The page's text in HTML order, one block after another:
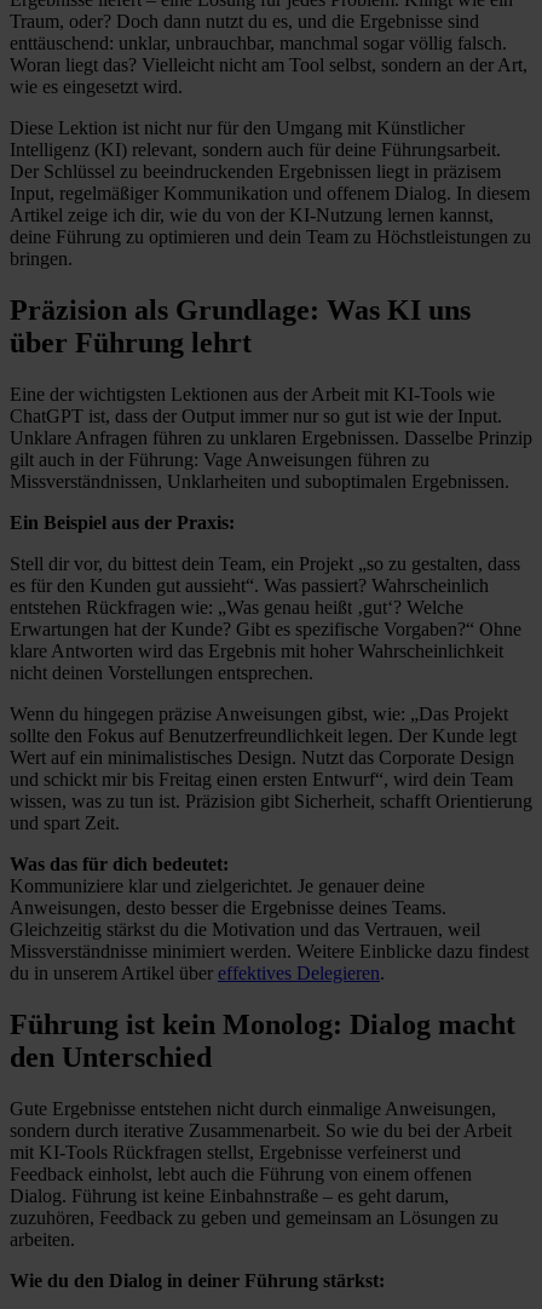
Traum, oder? Doch dann nutzt du es, und die Ergebnisse sind
enttäuschend: unklar, unbrauchbar, manchmal sogar völlig falsch.
Woran liegt das? Vielleicht nicht am Tool selbst, sondern an der Art,
wie es eingesetzt wird.
Diese Lektion ist nicht nur für den Umgang mit Künstlicher
Intelligenz (KI) relevant, sondern auch für deine Führungsarbeit.
Der Schlüssel zu beeindruckenden Ergebnissen liegt in präzisem
Input, regelmäßiger Kommunikation und offenem Dialog. In diesem
Artikel zeige ich dir, wie du von der KI-Nutzung lernen kannst,
deine Führung zu optimieren und dein Team zu Höchstleistungen zu
bringen.
Präzision als Grundlage: Was KI uns
über Führung lehrt
Eine der wichtigsten Lektionen aus der Arbeit mit KI-Tools wie
ChatGPT ist, dass der Output immer nur so gut ist wie der Input.
Unklare Anfragen führen zu unklaren Ergebnissen. Dasselbe Prinzip
gilt auch in der Führung: Vage Anweisungen führen zu
Missverständnissen, Unklarheiten und suboptimalen Ergebnissen.
Ein Beispiel aus der Praxis:
Stell dir vor, du bittest dein Team, ein Projekt „so zu gestalten, dass
es für den Kunden gut aussieht“. Was passiert? Wahrscheinlich
entstehen Rückfragen wie: „Was genau heißt ‚gut‘? Welche
Erwartungen hat der Kunde? Gibt es spezifische Vorgaben?“ Ohne
klare Antworten wird das Ergebnis mit hoher Wahrscheinlichkeit
nicht deinen Vorstellungen entsprechen.
Wenn du hingegen präzise Anweisungen gibst, wie: „Das Projekt
sollte den Fokus auf Benutzerfreundlichkeit legen. Der Kunde legt
Wert auf ein minimalistisches Design. Nutzt das Corporate Design
und schickt mir bis Freitag einen ersten Entwurf“, wird dein Team
wissen, was zu tun ist. Präzision gibt Sicherheit, schafft Orientierung
und spart Zeit.
Was das für dich bedeutet:
Kommuniziere klar und zielgerichtet. Je genauer deine
Anweisungen, desto besser die Ergebnisse deines Teams.
Gleichzeitig stärkst du die Motivation und das Vertrauen, weil
Missverständnisse minimiert werden. Weitere Einblicke dazu findest
du in unserem Artikel über effektives Delegieren.
Führung ist kein Monolog: Dialog macht
den Unterschied
Gute Ergebnisse entstehen nicht durch einmalige Anweisungen,
sondern durch iterative Zusammenarbeit. So wie du bei der Arbeit
mit KI-Tools Rückfragen stellst, Ergebnisse verfeinerst und
Feedback einholst, lebt auch die Führung von einem offenen
Dialog. Führung ist keine Einbahnstraße – es geht darum,
zuzuhören, Feedback zu geben und gemeinsam an Lösungen zu
arbeiten.
Wie du den Dialog in deiner Führung stärkst: